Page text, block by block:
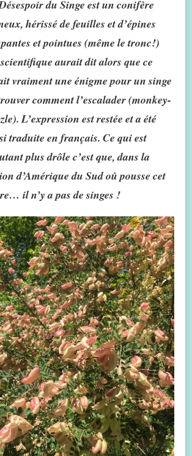
du Singe est un conifère
hérissé de feuilles et d’épines
et pointues (même le tronc!)
aurait dit alors que ce
vraiment une énigme pour un singe
comment l’escalader (monkey-
L’expression est restée et a été
traduite en français. Ce qui est
plus drôle c’est que, dans la
d’Amérique du Sud où pousse cet
il n’y a pas de singes !